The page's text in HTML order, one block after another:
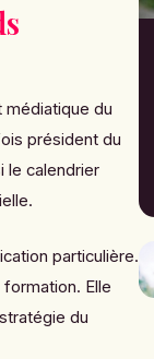
médiatique du
président du
le calendrier
particulière.
Elle
du